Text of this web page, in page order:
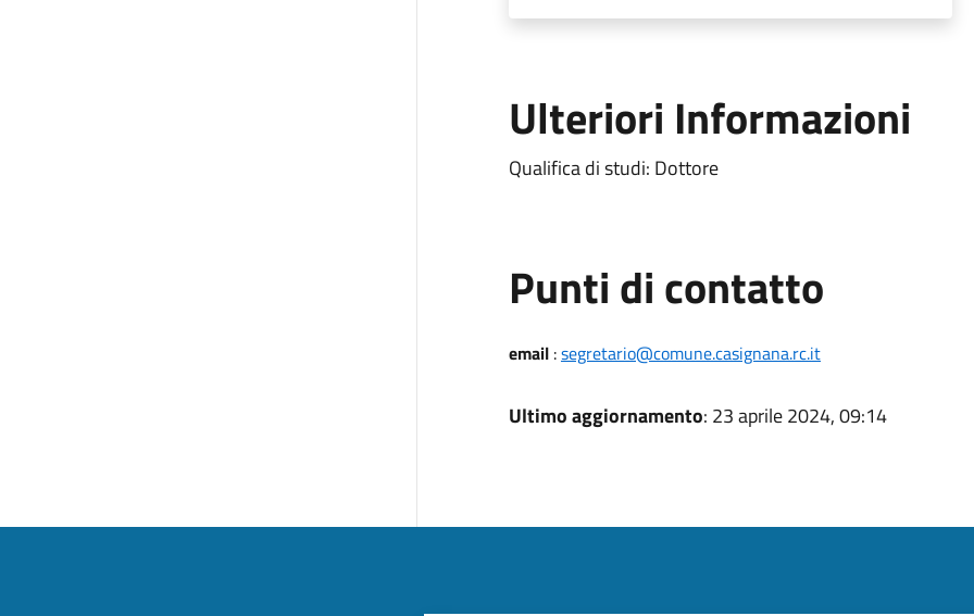
Ulteriori Informazioni
Qualifica di studi: Dottore
Punti di contatto
email:segretario@comune.casignana.rc.it
Ultimo aggiornamento: 23 aprile 2024, 09:14